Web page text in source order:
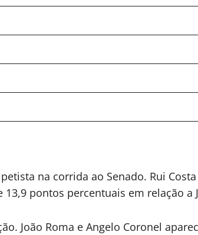
na corrida ao Senado. Rui
pontos percentuais em relação a
João Roma e Angelo Coronel